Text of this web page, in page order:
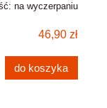
na wyczerpaniu
46,90 zł
do koszyka